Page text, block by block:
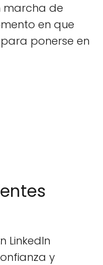
marcha de
en que
ponerse en
LinkedIn
y